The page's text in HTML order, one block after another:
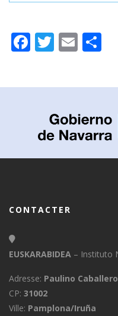
Facebook
Twitter
Email
CONTACTER
EUSKARABIDEA – Instituto
Adresse: Paulino
CP: 31002
Ville: Pamplona/Iruña